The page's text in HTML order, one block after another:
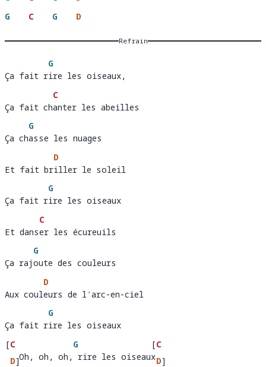
G
C G D
Refrain
Ça fait r
G
ire les oiseaux,
Ça fait rire les oiseaux,
Ça fait ch
C
a
Ça fait chanter les abeilles
Ça ch
G
asse les nuages
Ça chasse les nuages
Et fait br
D
i
Et fait briller le soleil
Ça fait r
G
ire les oiseaux
Ça fait rire les oiseaux
Et dans
C
e
Et danser les écureuils
Ça raj
G
oute des couleurs
Ça rajoute des couleurs
Aux coul
D
e
Aux couleurs de l'arc-en-ciel
Ça fait r
G
ire les oiseaux
Ça fait rire les oiseaux
[C
  Oh,
D]
, oh, r
G
ire les oiseaux
[C
D]
   Oh, oh, oh, rire les oiseaux